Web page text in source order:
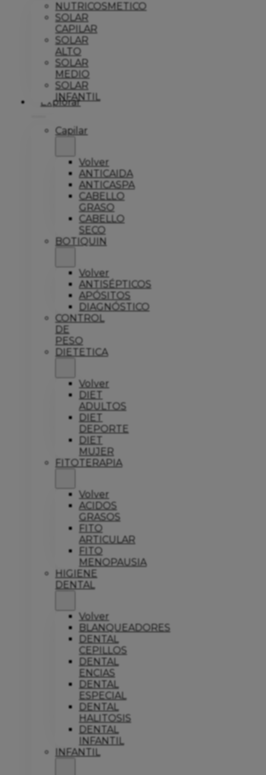
NUTRICOSMETICO
SOLAR
CAPILAR
SOLAR
ALTO
SOLAR
MEDIO
SOLAR
INFANTIL
Explorar
Capilar
Volver
ANTICAIDA
ANTICASPA
CABELLO
GRASO
CABELLO
SECO
BOTIQUIN
Volver
ANTISÉPTICOS
APÓSITOS
DIAGNÓSTICO
CONTROL
DE
PESO
DIETETICA
Volver
DIET
ADULTOS
DIET
DEPORTE
DIET
MUJER
FITOTERAPIA
Volver
ACIDOS
GRASOS
FITO
ARTICULAR
FITO
MENOPAUSIA
HIGIENE
DENTAL
Volver
BLANQUEADORES
DENTAL
CEPILLOS
DENTAL
ENCIAS
DENTAL
ESPECIAL
DENTAL
HALITOSIS
DENTAL
INFANTIL
INFANTIL